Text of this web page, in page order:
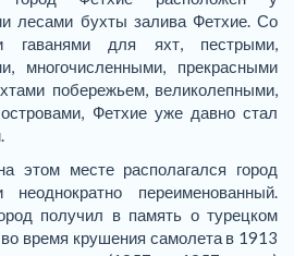
лесами бухты залива Фетхие. Со
гаванями для яхт, пестрыми,
многочисленными, прекрасными
побережьем, великолепными,
Фетхие уже давно стал
этом месте располагался город
неоднократно переименованный.
получил в память о турецком
во время крушения самолета в 1913